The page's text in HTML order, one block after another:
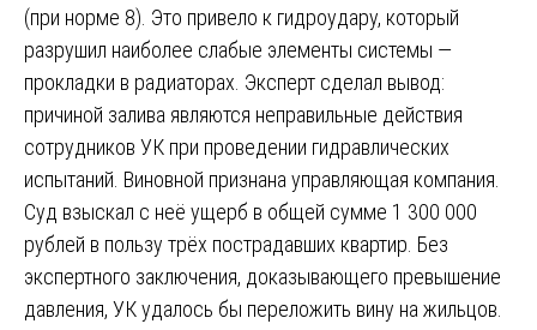
(при норме 8). Это привело к гидроудару, который
разрушил наиболее слабые элементы системы —
прокладки в радиаторах. Эксперт сделал вывод:
причиной залива являются неправильные действия
сотрудников УК при проведении гидравлических
испытаний. Виновной признана управляющая компания.
Суд взыскал с неё ущерб в общей сумме 1 300 000
рублей в пользу трёх пострадавших квартир. Без
экспертного заключения, доказывающего превышение
давления, УК удалось бы переложить вину на жильцов.